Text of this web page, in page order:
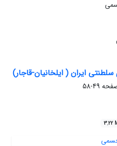
ایران ( ایلخانیان-قاجار)
49-58
3.22